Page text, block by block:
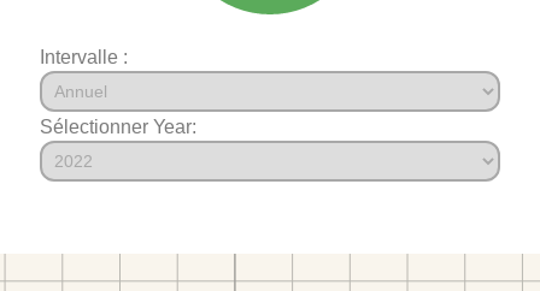
Intervalle :
Sélectionner Year: